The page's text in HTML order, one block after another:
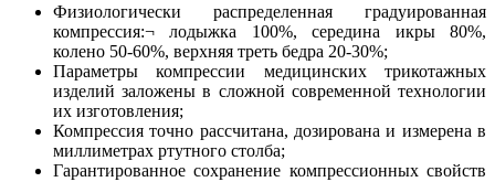
Физиологически распределенная градуированная
компрессия:¬ лодыжка 100%, середина икры 80%,
колено 50-60%, верхняя треть бедра 20-30%;
Параметры компрессии медицинских трикотажных
изделий заложены в сложной современной технологии
их изготовления;
Компрессия точно рассчитана, дозирована и измерена в
миллиметрах ртутного столба;
Гарантированное сохранение компрессионных свойств